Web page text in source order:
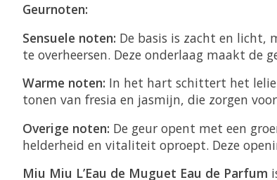
Geurnoten:
Sensuele noten: De basis is zacht en
te overheersen. Deze onderlaag maakt de
Warme noten: In het hart schittert het
tonen van fresia en jasmijn, die zorgen
Overige noten: De geur opent met een
helderheid en vitaliteit oproept. Deze
Miu Miu L’Eau de Muguet Eau de Parfum